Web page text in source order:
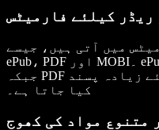
میں آتی ہیں، جیسے
ePub، PDF اور MOBI۔ ePub ریفلو ایبل مواد کیلئے،
جبکہ PDF فکسڈ لے آؤٹ دستاویزات کیلئے زیادہ پسند
کیا جاتا ہے۔
متنوع مواد کی کھوج